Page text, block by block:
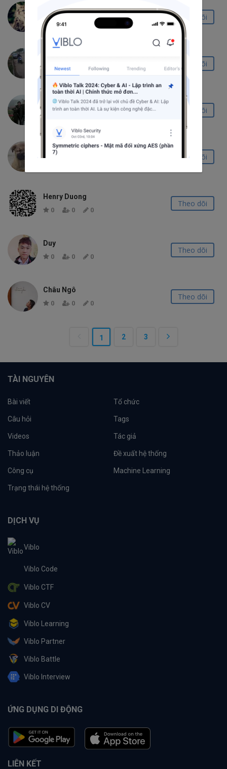
Đông An Võ Thế
21 0
Theo dõi
44 0
Theo dõi
manhnd
Theo dõi
Tranld
Theo dõi
Henry Duong
0 0 0
Theo dõi
Duy
0 0 0
Theo dõi
Châu Ngô
0 0 0
Theo dõi
1 2 3
TÀI NGUYÊN
Bài viết Tổ chức
Câu hỏi Tags
Videos Tác giả
Thảo luận Đề xuất hệ thống
Công cụ Machine Learning
Trạng thái hệ thống
DỊCH VỤ
Viblo
Viblo Code
Viblo CTF
Viblo CV
Viblo Learning
Viblo Partner
Viblo Battle
Viblo Interview
ỨNG DỤNG DI ĐỘNG
LIÊN KẾT